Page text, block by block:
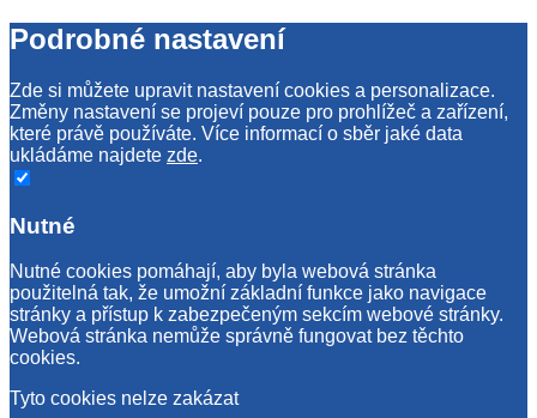
Podrobné nastavení
Zde si můžete upravit nastavení cookies a personalizace.
Změny nastavení se projeví pouze pro prohlížeč a zařízení,
které právě používáte. Více informací o sběr jaké data
ukládáme najdete zde.
Nutné
Nutné cookies pomáhají, aby byla webová stránka
použitelná tak, že umožní základní funkce jako navigace
stránky a přístup k zabezpečeným sekcím webové stránky.
Webová stránka nemůže správně fungovat bez těchto
cookies.
Tyto cookies nelze zakázat